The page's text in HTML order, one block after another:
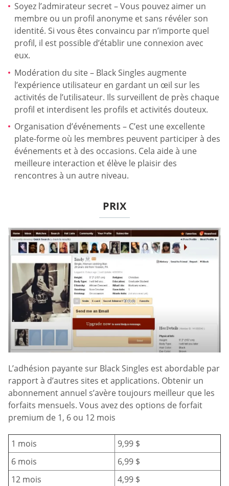
Soyez l’admirateur secret – Vous pouvez aimer un
membre ou un profil anonyme et sans révéler son
identité. Si vous êtes convaincu par n’importe quel
profil, il est possible d’établir une connexion avec
eux.
Modération du site – Black Singles augmente
l’expérience utilisateur en gardant un œil sur les
activités de l’utilisateur. Ils surveillent de près chaque
profil et interdisent les profils et activités douteux.
Organisation d’événements – C’est une excellente
plate-forme où les membres peuvent participer à des
événements et à des occasions. Cela aide à une
meilleure interaction et élève le plaisir des
rencontres à un autre niveau.
PRIX
L’adhésion payante sur Black Singles est abordable par
rapport à d’autres sites et applications. Obtenir un
abonnement annuel s’avère toujours meilleur que les
forfaits mensuels. Vous avez des options de forfait
premium de 1, 6 ou 12 mois
1 mois
9,99 $
6 mois
6,99 $
12 mois
4,99 $